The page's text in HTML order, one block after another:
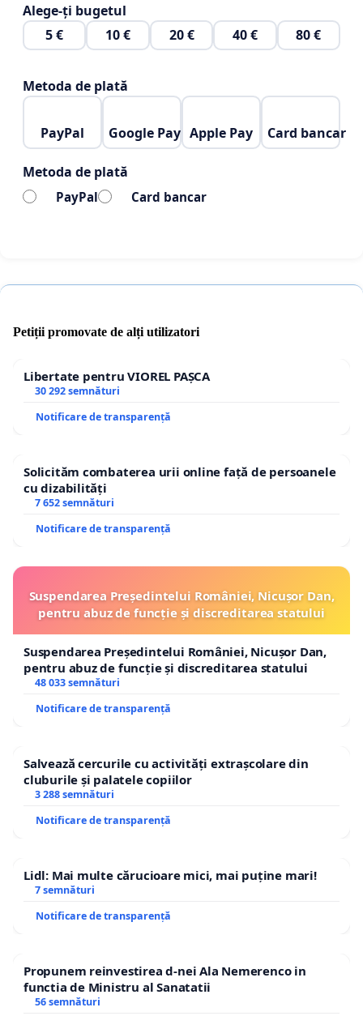
Alege-ți bugetul
5 €
10 € 20 € 40 € 80 €
Metoda de plată
PayPal Google Pay Apple Pay Card bancar
Metoda de plată
PayPal Card bancar
Petiții promovate de alți utilizatori
Libertate pentru VIOREL PAȘCA
30 292 semnături
Notificare de transparență
Solicităm combaterea urii online față de persoanele
cu dizabilități
7 652 semnături
Notificare de transparență
Suspendarea Președintelui României, Nicușor Dan,
pentru abuz de funcție și discreditarea statului
Suspendarea Președintelui României, Nicușor Dan,
pentru abuz de funcție și discreditarea statului
48 033 semnături
Notificare de transparență
Salvează cercurile cu activități extrașcolare din
cluburile și palatele copiilor
3 288 semnături
Notificare de transparență
Lidl: Mai multe cărucioare mici, mai puține mari!
7 semnături
Notificare de transparență
Propunem reinvestirea d-nei Ala Nemerenco in
functia de Ministru al Sanatatii
56 semnături